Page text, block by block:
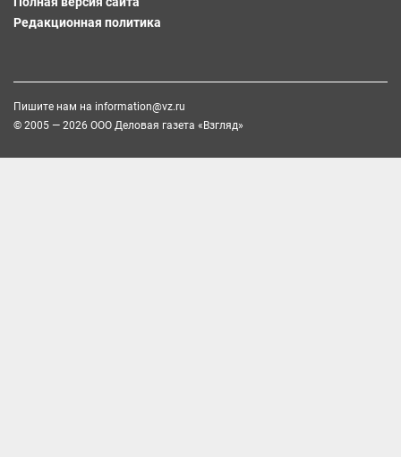
Редакционная политика
Пишите нам на information@vz.ru
© 2005 — 2026 ООО Деловая газета «Взгляд»